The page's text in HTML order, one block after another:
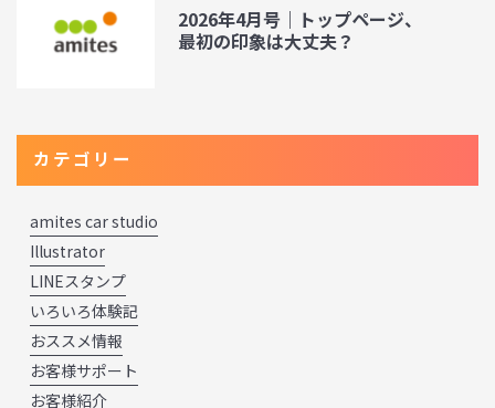
2026年4月号｜トップページ、
最初の印象は大丈夫？
カテゴリー
amites car studio
Illustrator
LINEスタンプ
いろいろ体験記
おススメ情報
お客様サポート
お客様紹介